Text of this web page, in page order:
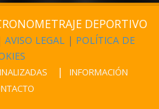
DEPORTIVO
AVISO LEGAL | POLÍTICA DE
INFORMACIÓN